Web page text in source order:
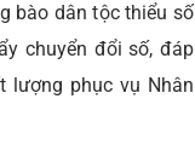
bào dân tộc thiểu số
chuyển đổi số, đáp
lượng phục vụ Nhân